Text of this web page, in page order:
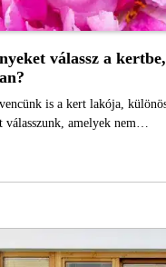
válassz a
is a kert lakója,
válasszunk, amelyek nem…